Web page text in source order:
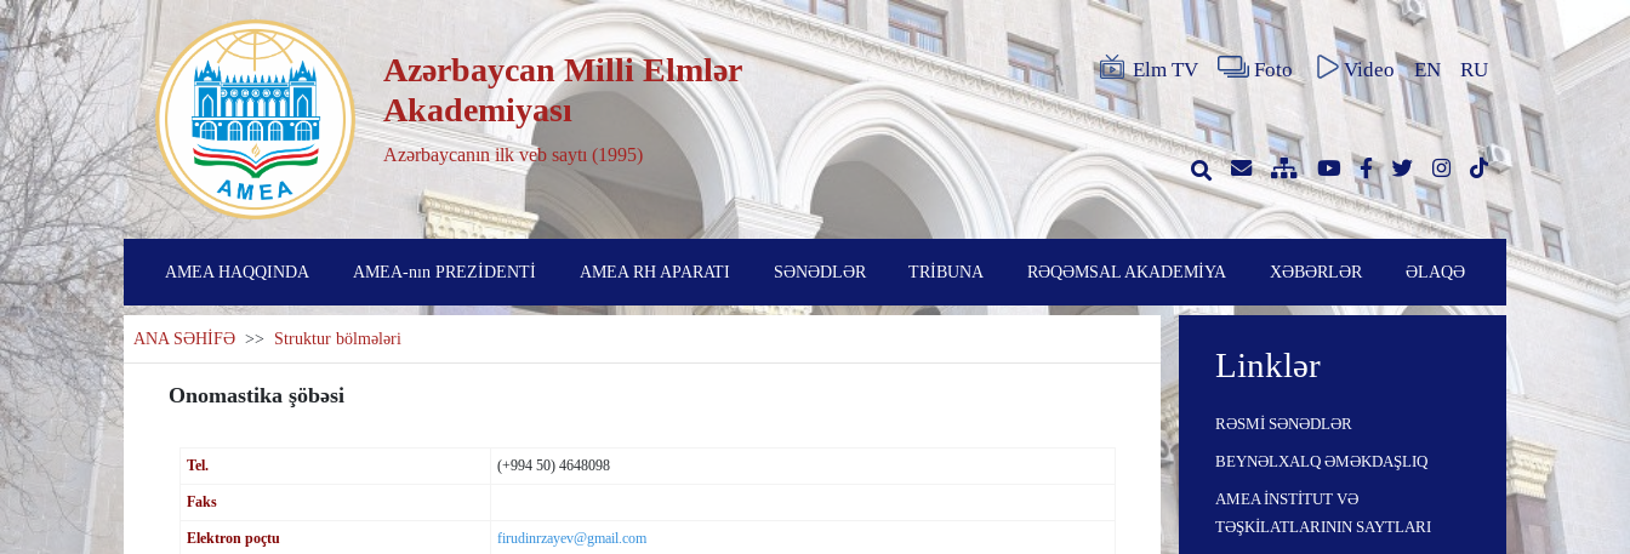
Azərbaycan Milli Elmlər
Akademiyası
Azərbaycanın ilk veb saytı (1995)
Elm TV Foto Video EN RU
AMEA HAQQINDA AMEA-nın PREZİDENTİ AMEA RH APARATI SƏNƏDLƏR TRİBUNA RƏQƏMSAL AKADEMİYA XƏBƏRLƏR ƏLAQƏ
ANA SƏHİFƏ >> Struktur bölmələri
Onomastika şöbəsi
Tel. (+994 50) 4648098
Faks
Elektron poçtu firudinrzayev@gmail.com
Linklər
RƏSMİ SƏNƏDLƏR
BEYNƏLXALQ ƏMƏKDAŞLIQ
AMEA İNSTİTUT VƏ
TƏŞKİLATLARININ SAYTLARI